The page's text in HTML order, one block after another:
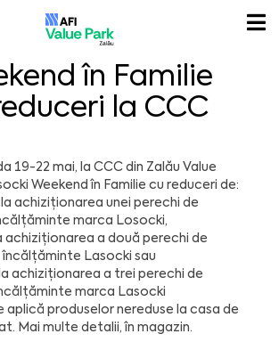
în Familie
la CCC
19-22 mai, la CCC din Zalău Value
Weekend în Familie cu reduceri de:
achiziționarea unei perechi de
marca Losocki,
achiziționarea a două perechi de
încălțăminte Lasocki sau
achiziționarea a trei perechi de
marca Lasocki
aplică produselor nereduse la casa de
Mai multe detalii, în magazin.